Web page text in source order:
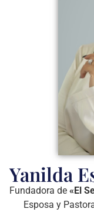
Yanilda
Fundadora de «El
Esposa y